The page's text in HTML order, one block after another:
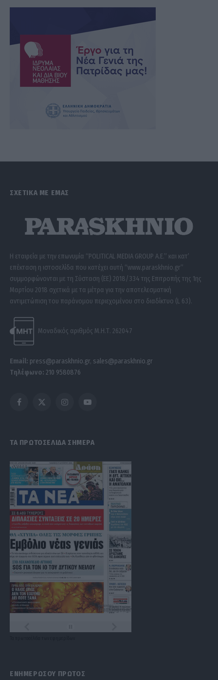
ΣΧΕΤΙΚΑ ΜΕ ΕΜΑΣ
Η εταιρεία με την επωνυμία “POLITICAL MEDIA GROUP A.E.” και κατ’
επέκταση η ιστοσελίδα που κατέχει αυτή “www.paraskhnio.gr”
συμμορφώνονται με τη Σύσταση (ΕΕ) 2018/334 της Επιτροπής της 1ης
Μαρτίου 2018 σχετικά με τα μέτρα για την αποτελεσματική
αντιμετώπιση του παράνομου περιεχομένου στο διαδίκτυο (L 63).
Μοναδικός αριθμός Μ.Η.Τ. 262047
Email: press@paraskhnio.gr, sales@paraskhnio.gr
Τηλέφωνο: 210 9580876
Facebook
X
InstagramYouTube
ΤΑ ΠΡΩΤΟΣΕΛΙΔΑ ΣΗΜΕΡΑ
ΕΝΗΜΕΡΩΣΟΥ ΠΡΩΤΟΣ